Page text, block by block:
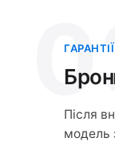
ГАРАНТІЇ
Після
модель